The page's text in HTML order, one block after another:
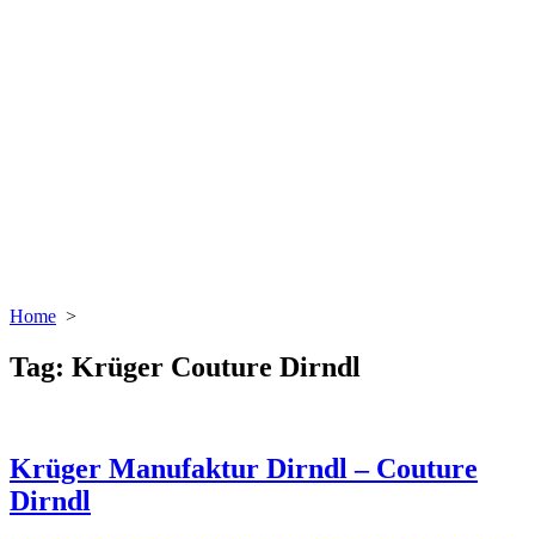
Home >
Tag: Krüger Couture Dirndl
Krüger Manufaktur Dirndl – Couture
Dirndl